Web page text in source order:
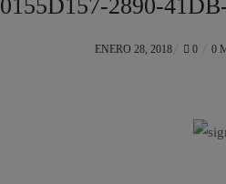
0155D157-2890-
POSTED
ENERO 28, 2018 0 0